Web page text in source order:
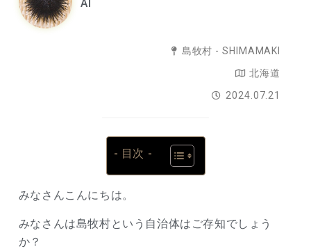
AI
島牧村 - SHIMAMAKI
北海道
2024.07.21
- 目次 -
みなさんこんにちは。
みなさんは島牧村という自治体はご存知でしょう
か？